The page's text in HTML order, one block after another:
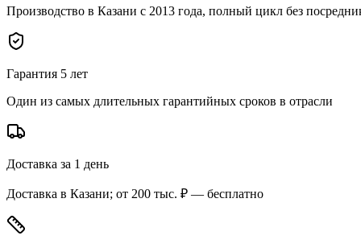
Производство в Казани с 2013 года, полный цикл без
Гарантия 5 лет
Один из самых длительных гарантийных сроков в отрасли
Доставка за 1 день
Доставка в Казани; от 200 тыс. ₽ — бесплатно